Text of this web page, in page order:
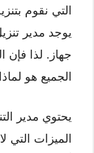
التي نقوم
يوجد مدير
جهاز. لذا
الجميع هو
يحتوي مدير
الميزات التي